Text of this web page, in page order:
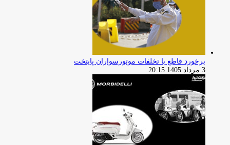
برخورد قاطع با تخلفات موتورسواران پایتخت
3 مرداد 1405 20:15